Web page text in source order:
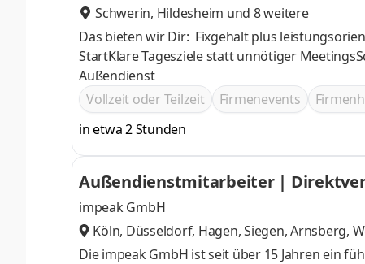
Schwerin, Hildesheim und 8 weitere
Das bieten wir Dir: Fixgehalt plus
StartKlare Tagesziele statt unnötiger
Außendienst
Vollzeit oder Teilzeit
Firmenevents
in etwa 2 Stunden
Außendienstmitarbeiter |
impeak GmbH
Köln, Düsseldorf, Hagen, Siegen, Arnsberg,
an der Ruhr,
Die impeak GmbH ist seit über 15 Jahren ein